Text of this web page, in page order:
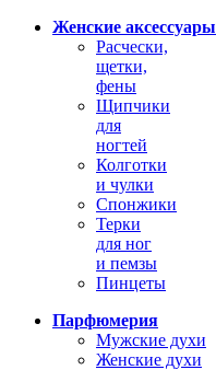
Женские аксессуары
Расчески,
щетки,
фены
Щипчики
для
ногтей
Колготки
и чулки
Спонжики
Терки
для ног
и пемзы
Пинцеты
Парфюмерия
Мужские духи
Женские духи